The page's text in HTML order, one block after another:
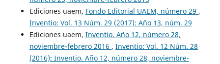
Ediciones uaem, Fondo Editorial UAEM, número 29 ,
Inventio: Vol. 13 Núm. 29 (2017): Año 13, núm. 29
Ediciones uaem, Inventio. Año 12, número 28,
noviembre-febrero 2016 , Inventio: Vol. 12 Núm. 28
(2016): Inventio. Año 12, número 28, noviembre-